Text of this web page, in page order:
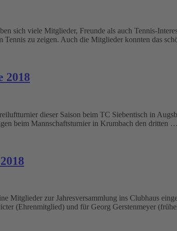
sich viele Mitglieder, Freunde als auch Tennis-
Tennis zu zeigen. Auch die Mitglieder konnten das
2018
dieser Saison beim TC Siebentisch in
beim Mannschaftsturnier in Krumbach den dritten …
Mitglieder zur Jahresversammlung ins Clubhaus
(Ehrenmitglied) und für Georg Gerstenmeyer